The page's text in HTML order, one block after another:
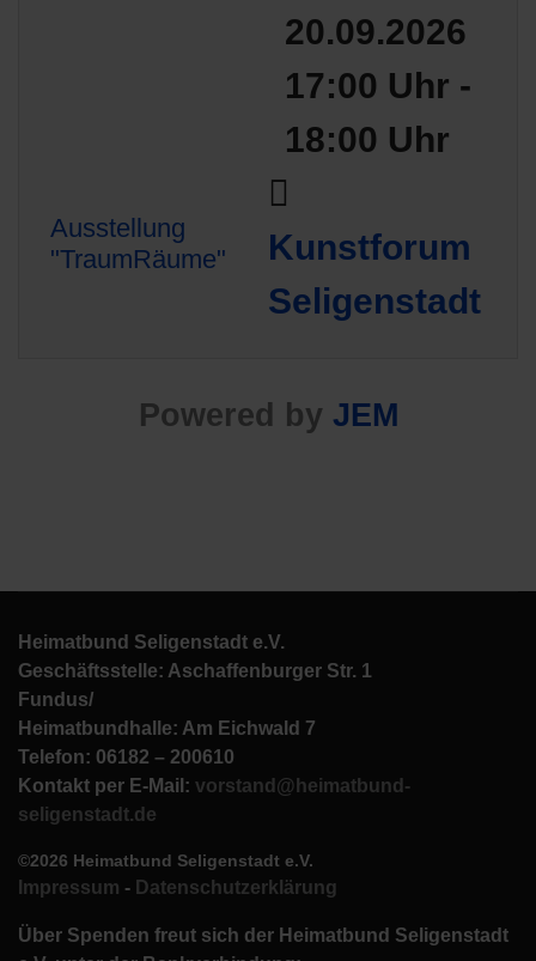
20.09.2026
17:00 Uhr -
18:00 Uhr
Ausstellung
"TraumRäume"
Kunstforum
Seligenstadt
Powered by JEM
Heimatbund Seligenstadt e.V.
Geschäftsstelle: Aschaffenburger Str. 1
Fundus/
Heimatbundhalle: Am Eichwald 7
Telefon: 06182 – 200610
Kontakt per E-Mail: vorstand@heimatbund-
seligenstadt.de
©2026 Heimatbund Seligenstadt e.V.
Impressum - Datenschutzerklärung
Über Spenden freut sich der Heimatbund Seligenstadt